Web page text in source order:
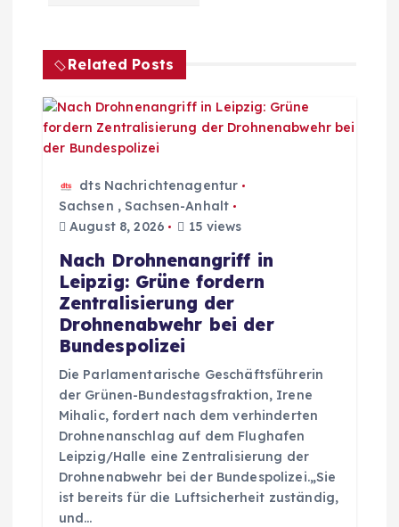
a
g
s
Related Posts
dts Nachrichtenagentur
Sachsen ,Sachsen-Anhalt
August 8, 2026
15 views
Nach Drohnenangriff in
Leipzig: Grüne fordern
Zentralisierung der
Drohnenabwehr bei der
Bundespolizei
Die Parlamentarische Geschäftsführerin
der Grünen-Bundestagsfraktion, Irene
Mihalic, fordert nach dem verhinderten
Drohnenanschlag auf dem Flughafen
Leipzig/Halle eine Zentralisierung der
Drohnenabwehr bei der Bundespolizei.„Sie
ist bereits für die Luftsicherheit zuständig,
und…